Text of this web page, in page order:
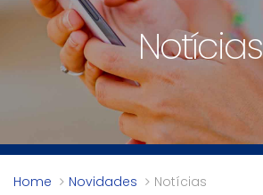
Notícias
Home Novidades Notícias